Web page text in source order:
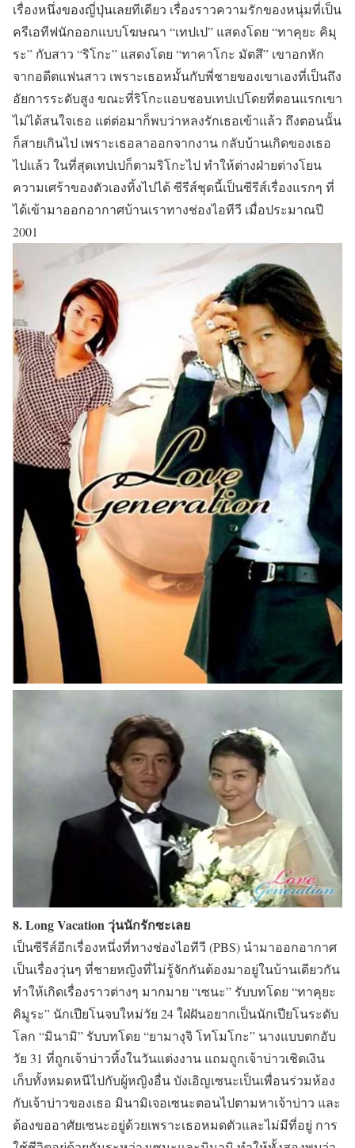
เรื่องหนึ่งของญี่ปุ่นเลยทีเดียว เรื่องราวความรักของหนุ่มที่เป็น
ครีเอทีฟนักออกแบบโฆษณา “เทปเป” แสดงโดย “ทาคุยะ คิมุ
ระ” กับสาว “ริโกะ” แสดงโดย “ทาคาโกะ มัตสึ” เขาอกหัก
จากอดีตแฟนสาว เพราะเธอหมั้นกับพี่ชายของเขาเองที่เป็นถึง
อัยการระดับสูง ขณะที่ริโกะแอบชอบเทปเปโดยที่ตอนแรกเขา
ไม่ได้สนใจเธอ แต่ต่อมาก็พบว่าหลงรักเธอเข้าแล้ว ถึงตอนนั้น
ก็สายเกินไป เพราะเธอลาออกจากงาน กลับบ้านเกิดของเธอ
ไปแล้ว ในที่สุดเทปเปก็ตามริโกะไป ทำให้ต่างฝ่ายต่างโยน
ความเศร้าของตัวเองทิ้งไปได้ ซีรีส์ชุดนี้เป็นซีรีส์เรื่องแรกๆ ที่
ได้เข้ามาออกอากาศบ้านเราทางช่องไอทีวี เมื่อประมาณปี
2001
8. Long Vacation วุ่นนักรักซะเลย
เป็นซีรีส์อีกเรื่องหนึ่งที่ทางช่องไอทีวี (PBS) นำมาออกอากาศ
เป็นเรื่องวุ่นๆ ที่ชายหญิงที่ไม่รู้จักกันต้องมาอยู่ในบ้านเดียวกัน
ทำให้เกิดเรื่องราวต่างๆ มากมาย “เซนะ” รับบทโดย “ทาคุยะ
คิมูระ” นักเปียโนจบใหม่วัย 24 ใฝ่ฝันอยากเป็นนักเปียโนระดับ
โลก “มินามิ” รับบทโดย “ยามางุจิ โทโมโกะ” นางแบบตกอับ
วัย 31 ที่ถูกเจ้าบ่าวทิ้งในวันแต่งงาน แถมถูกเจ้าบ่าวเชิดเงิน
เก็บทั้งหมดหนีไปกับผู้หญิงอื่น บังเอิญเซนะเป็นเพื่อนร่วมห้อง
กับเจ้าบ่าวของเธอ มินามิเจอเซนะตอนไปตามหาเจ้าบ่าว และ
ต้องขออาศัยเซนะอยู่ด้วยเพราะเธอหมดตัวและไม่มีที่อยู่ การ